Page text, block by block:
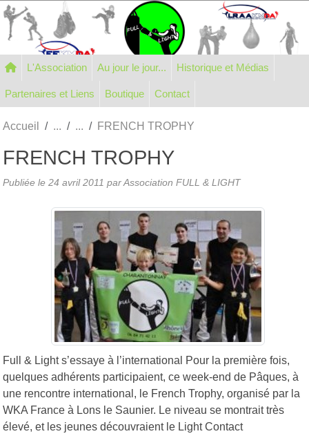
L'Association Au jour le jour... Historique et Médias
Partenaires et Liens Boutique Contact
Accueil FRENCH TROPHY
FRENCH TROPHY
Publiée le 24 avril 2011 par Association FULL & LIGHT
Full & Light s’essaye à l’international Pour la première fois,
quelques adhérents participaient, ce week-end de Pâques, à
une rencontre international, le French Trophy, organisé par la
WKA France à Lons le Saunier. Le niveau se montrait très
élevé, et les jeunes découvraient le Light Contact
Panneau de gestion des cookies